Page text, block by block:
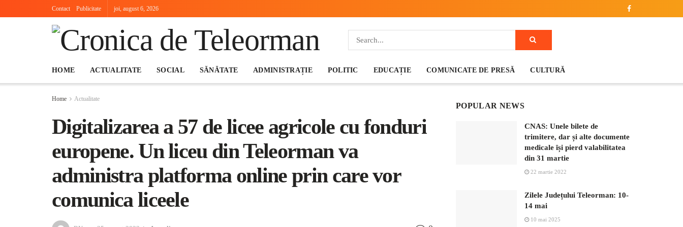
Contact Publicitate joi, august 6, 2026
HOME ACTUALITATE SOCIAL SĂNĂTATE ADMINISTRAȚIE POLITIC EDUCAȚIE COMUNICATE DE PRESĂ CULTURĂ
Home Actualitate
Digitalizarea a 57 de licee agricole cu fonduri
europene. Un liceu din Teleorman va
administra platforma online prin care vor
comunica liceele
POPULAR NEWS
CNAS: Unele bilete de
trimitere, dar și alte documente
medicale își pierd valabilitatea
din 31 martie
22 martie 2022
Zilele Județului Teleorman: 10-
14 mai
10 mai 2025